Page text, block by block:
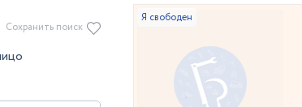
Сохранить поиск